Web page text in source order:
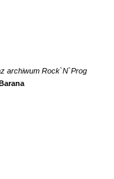
archiwum Rock`N`Prog